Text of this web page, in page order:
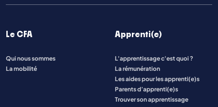
Le CFA
Qui nous sommes
La mobilité
Apprenti(e)
L'apprentissage c'est quoi ?
La rémunération
Les aides pour les apprenti(e)s
Parents d’apprenti(e)s
Trouver son apprentissage